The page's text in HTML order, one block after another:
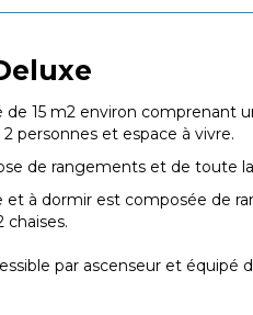
de 15 m2 environ comprenant
personnes et espace à vivre.
de rangements et de toute
et à dormir est composée de
chaises.
par ascenseur et équipé